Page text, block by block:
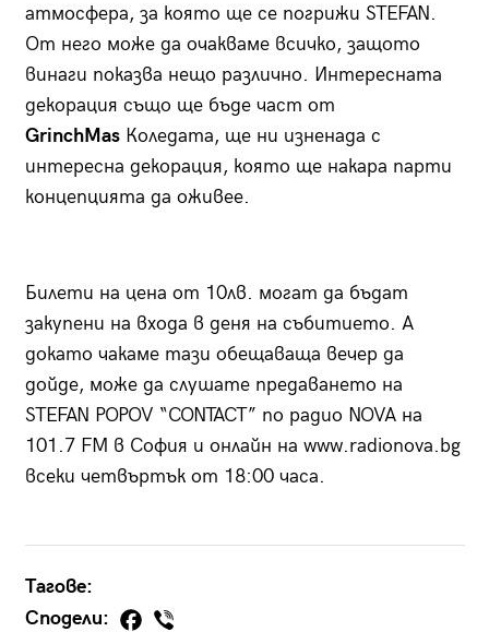
атмосфера, за която ще се погрижи STEFAN.
От него може да очакваме всичко, защото
винаги показва нещо различно. Интересната
декорация също ще бъде част от
GrinchMas Коледата, ще ни изненада с
интересна декорация, която ще накара парти
концепцията да оживее.
Билети на цена от 10лв. могат да бъдат
закупени на входа в деня на събитието. А
докато чакаме тази обещаваща вечер да
дойде, може да слушате предаването на
STEFAN POPOV “CONTACT” по радио NOVA на
101.7 FM в София и онлайн на www.radionova.bg
всеки четвъртък от 18:00 часа.
Тагове:
Сподели: